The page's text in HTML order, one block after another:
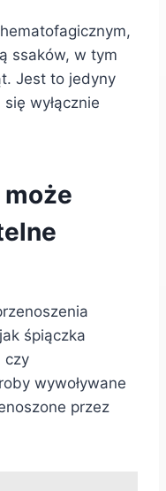
ssaków, w tym
Jest to jedyny
wyłącznie
śpiączka
czy
wywoływane
przez